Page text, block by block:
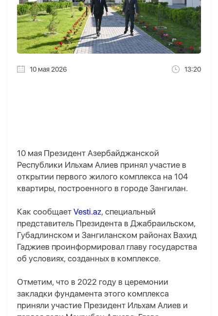
10 мая 2026 13:20
10 мая Президент Азербайджанской
Республики Ильхам Алиев принял участие в
открытии первого жилого комплекса на 104
квартиры, построенного в городе Зангилан.
Как сообщает Vesti.az, специальный
представитель Президента в Джабраильском,
Губадлинском и Зангиланском районах Вахид
Гаджиев проинформировал главу государства
об условиях, созданных в комплексе.
Отметим, что в 2022 году в церемонии
закладки фундамента этого комплекса
приняли участие Президент Ильхам Алиев и